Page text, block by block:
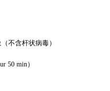
不含杆状病毒）
50 min）